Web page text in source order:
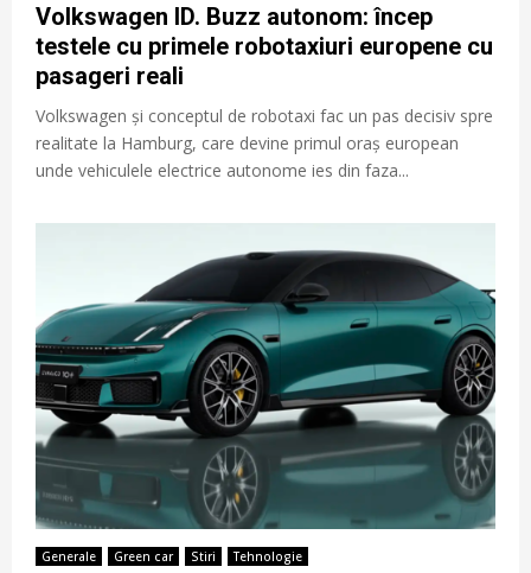
Volkswagen ID. Buzz autonom: încep
testele cu primele robotaxiuri europene cu
pasageri reali
Volkswagen și conceptul de robotaxi fac un pas decisiv spre
realitate la Hamburg, care devine primul oraș european
unde vehiculele electrice autonome ies din faza...
Generale Green car Stiri Tehnologie